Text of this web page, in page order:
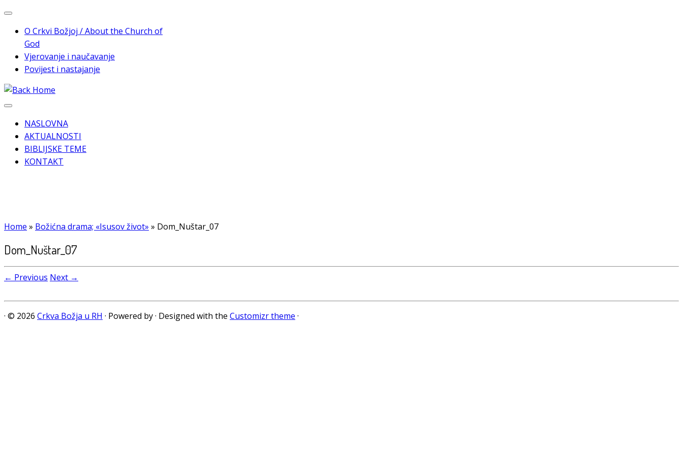
Skip
contentO Crkvi Božjoj / About the Church of
God
Vjerovanje i naučavanje
Povijest i nastajanje
NASLOVNA
AKTUALNOSTI
BIBLIJSKE TEME
KONTAKT
Home » Božićna drama; «Isusov život» » Dom_Nuštar_07
Dom_Nuštar_07
← Previous Next →
· © 2026 Crkva Božja u RH · Powered by· Designed with the Customizr theme ·